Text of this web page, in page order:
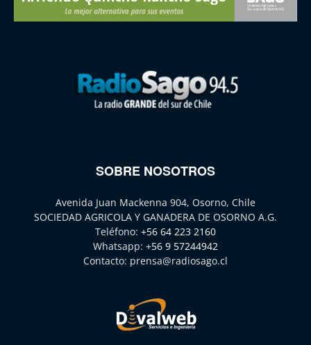
SOBRE NOSOTROS
Avenida Juan Mackenna 904, Osorno, Chile
SOCIEDAD AGRICOLA Y GANADERA DE OSORNO A.G.
Teléfono: +56 64 223 2160
Whatsapp: +56 9 57244942
Contacto: prensa@radiosago.cl